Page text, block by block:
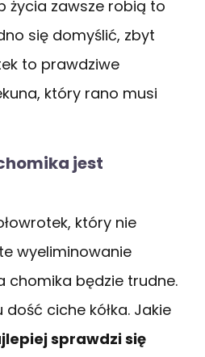
życia zawsze robią to
się domyślić, zbyt
to prawdziwe
który rano musi
jest
który nie
wyeliminowanie
chomika będzie trudne.
ciche kółka. Jakie
sprawdzi się